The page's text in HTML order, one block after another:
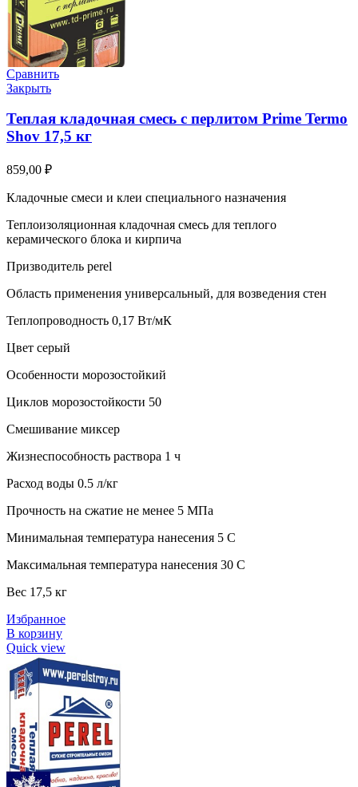
Сравнить
Закрыть
Теплая кладочная смесь с перлитом Prime Termo
Shov 17,5 кг
859,00 ₽
Кладочные смеси и клеи специального назначения
Теплоизоляционная кладочная смесь для теплого
керамического блока и кирпича
Призводитель perel
Область применения универсальный, для возведения стен
Теплопроводность 0,17 Вт/мК
Цвет серый
Особенности морозостойкий
Циклов морозостойкости 50
Смешивание миксер
Жизнеспособность раствора 1 ч
Расход воды 0.5 л/кг
Прочность на сжатие не менее 5 МПа
Минимальная температура нанесения 5 C
Максимальная температура нанесения 30 C
Вес 17,5 кг
Избранное
В корзину
Quick view